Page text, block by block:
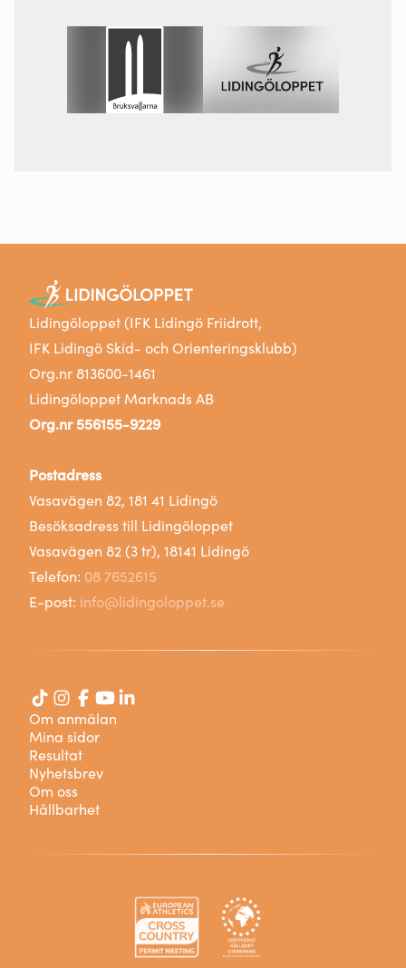
Lidingöloppet (IFK Lidingö Friidrott,
IFK Lidingö Skid- och Orienteringsklubb)
Org.nr 813600-1461
Lidingöloppet Marknads AB
Org.nr 556155-9229
Postadress
Vasavägen 82, 181 41 Lidingö
Besöksadress till Lidingöloppet
Vasavägen 82 (3 tr), 18141 Lidingö
Telefon: 08 7652615
E-post: info@lidingoloppet.se
Om anmälan
Mina sidor
Resultat
Nyhetsbrev
Om oss
Hållbarhet